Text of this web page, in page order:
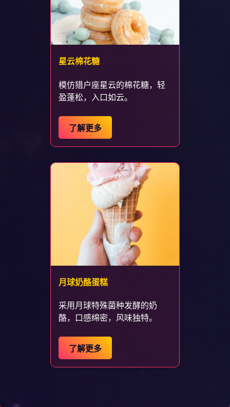
星云棉花糖
模仿猎户座星云的棉花糖，轻
盈蓬松，入口如云。
了解更多
月球奶酪蛋糕
采用月球特殊菌种发酵的奶
酪，口感绵密，风味独特。
了解更多